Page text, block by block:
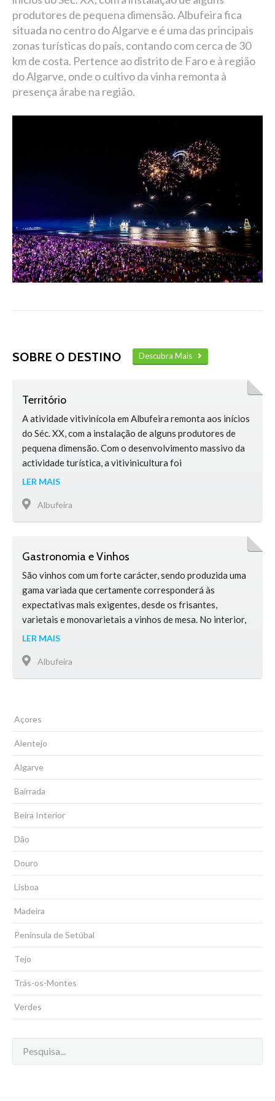
produtores de pequena dimensão. Albufeira fica
situada no centro do Algarve e é uma das principais
zonas turísticas do país, contando com cerca de 30
km de costa. Pertence ao distrito de Faro e à região
do Algarve, onde o cultivo da vinha remonta à
presença árabe na região.
SOBRE O DESTINO Descubra Mais
Território
A atividade vitivinícola em Albufeira remonta aos inícios
do Séc. XX, com a instalação de alguns produtores de
pequena dimensão. Com o desenvolvimento massivo da
actividade turística, a vitivinicultura foi
progressivamente abandonada em detrimento da maior e
início do Séc. XXI, retomou-se a produção de vinho em
Albufeira, através do projecto de …
LER MAIS
Albufeira
Gastronomia e Vinhos
São vinhos com um forte carácter, sendo produzida uma
gama variada que certamente corresponderá às
expectativas mais exigentes, desde os frisantes,
varietais e monovarietais a vinhos de mesa. No interior,
reinam os pratos de caça, queijo e enchidos, frutos secos
alimento, sendo o peixe e marisco frescos as …
LER MAIS
Albufeira
Açores
Alentejo
Algarve
Bairrada
Beira Interior
Dão
Douro
Lisboa
Madeira
Península de Setúbal
Tejo
Trás-os-Montes
Verdes